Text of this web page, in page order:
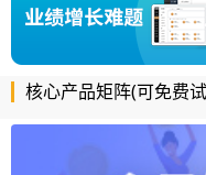
核心产品矩阵(可免费